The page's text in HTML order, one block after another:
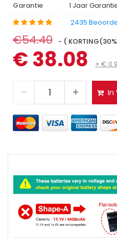
Garantie
1 Jaar
2435
€54.40 - (
€ 38.08 + €
In